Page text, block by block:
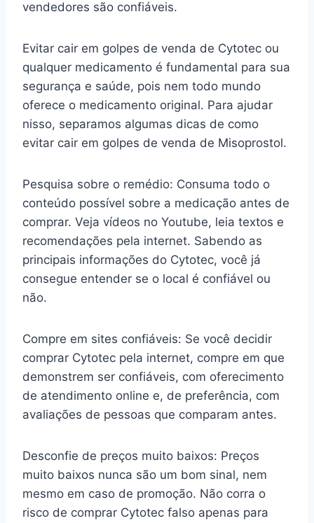
vendedores são confiáveis.
Evitar cair em golpes de venda de Cytotec ou
qualquer medicamento é fundamental para sua
segurança e saúde, pois nem todo mundo
oferece o medicamento original. Para ajudar
nisso, separamos algumas dicas de como
evitar cair em golpes de venda de Misoprostol.
Pesquisa sobre o remédio: Consuma todo o
conteúdo possível sobre a medicação antes de
comprar. Veja vídeos no Youtube, leia textos e
recomendações pela internet. Sabendo as
principais informações do Cytotec, você já
consegue entender se o local é confiável ou
não.
Compre em sites confiáveis: Se você decidir
comprar Cytotec pela internet, compre em que
demonstrem ser confiáveis, com oferecimento
de atendimento online e, de preferência, com
avaliações de pessoas que comparam antes.
Desconfie de preços muito baixos: Preços
muito baixos nunca são um bom sinal, nem
mesmo em caso de promoção. Não corra o
risco de comprar Cytotec falso apenas para